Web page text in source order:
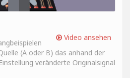
Video ansehen
(A oder B) das anhand der
veränderte Originalsignal